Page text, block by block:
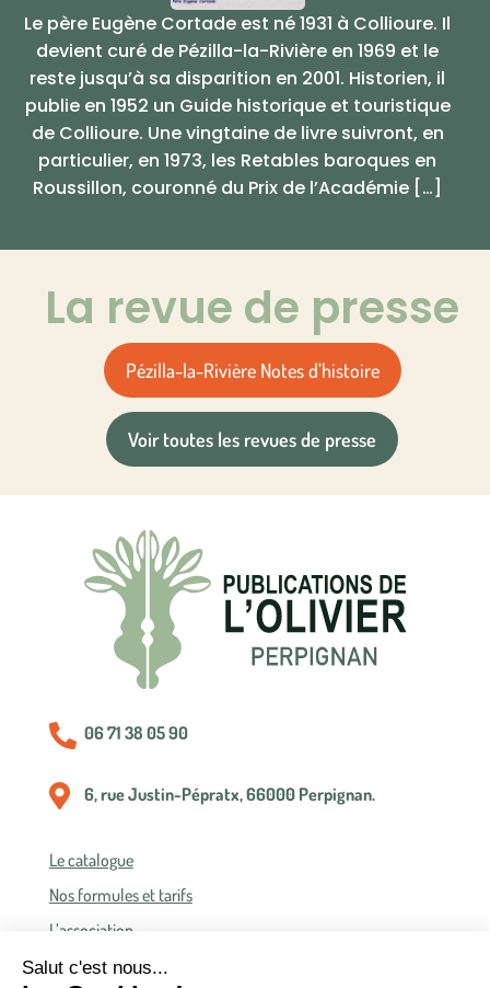
Le père Eugène Cortade est né 1931 à Collioure. Il
devient curé de Pézilla-la-Rivière en 1969 et le
reste jusqu’à sa disparition en 2001. Historien, il
publie en 1952 un Guide historique et touristique
de Collioure. Une vingtaine de livre suivront, en
particulier, en 1973, les Retables baroques en
Roussillon, couronné du Prix de l’Académie […]
La revue de presse
Pézilla-la-Rivière Notes d’histoire
Voir toutes les revues de presse
 06 71 38 05 90
 6, rue Justin-Pépratx, 66000 Perpignan.
Le catalogue
Nos formules et tarifs
L’association
Politique de confidentialité